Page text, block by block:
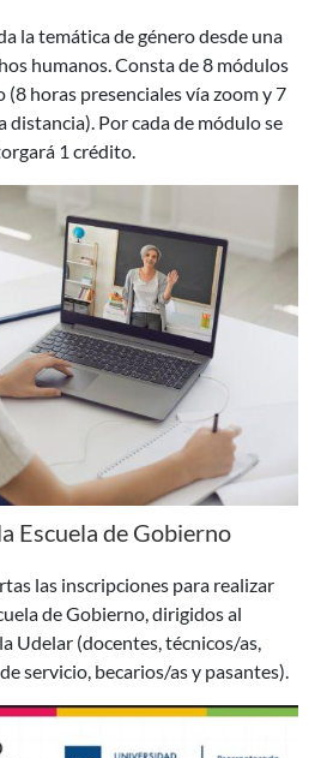
la temática de género desde una
humanos. Consta de 8 módulos
(8 horas presenciales vía zoom y 7
distancia). Por cada de módulo se
1 crédito.
Escuela de Gobierno
las inscripciones para realizar
de Gobierno, dirigidos al
Udelar (docentes, técnicos/as,
servicio, becarios/as y pasantes).